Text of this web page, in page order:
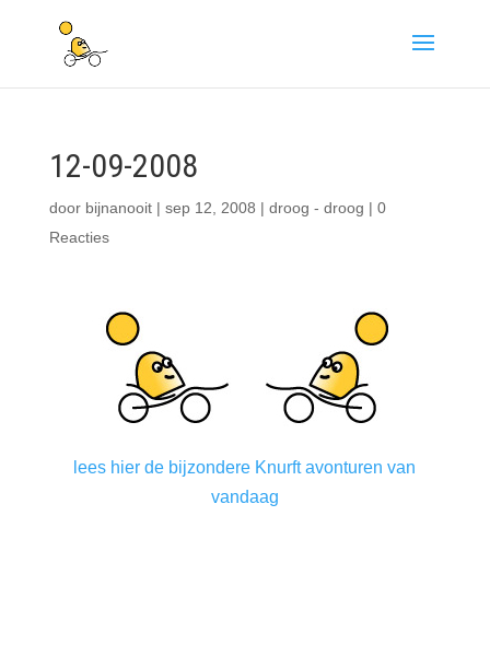
12-09-2008
door bijnanooit| sep 12, 2008 | droog - droog | 0
Reacties
lees hier de bijzondere Knurft avonturen van
vandaag